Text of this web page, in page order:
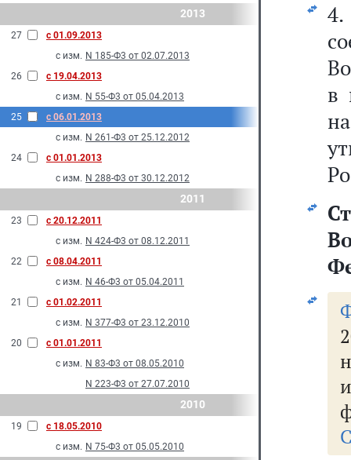
2013
27
с 01.09.2013
с изм. N 185-Ф3 от 02.07.2013
26
с 19.04.2013
с изм. N 55-Ф3 от 05.04.2013
25
с 06.01.2013
с изм. N 261-Ф3 от 25.12.2012
24
с 01.01.2013
с изм. N 288-Ф3 от 30.12.2012
2011
23
с 20.12.2011
с изм. N 424-Ф3 от 08.12.2011
22
с 08.04.2011
с изм. N 46-Ф3 от 05.04.2011
21
с 01.02.2011
с изм. N 377-Ф3 от 23.12.2010
20
с 01.01.2011
с изм. N 83-Ф3 от 08.05.2010
N 223-Ф3 от 27.07.2010
2010
19
с 18.05.2010
с изм. N 75-Ф3 от 05.05.2010
4.
в